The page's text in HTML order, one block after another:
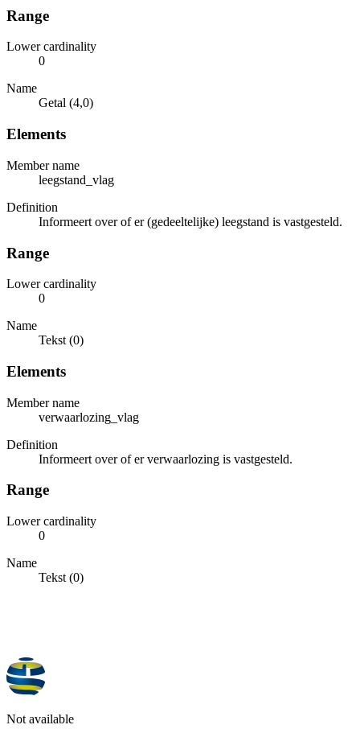
Range
Lower cardinality
0
Name
Getal (4,0)
Elements
Member name
leegstand_vlag
Definition
Informeert over of er (gedeeltelijke) leegstand is vastgesteld.
Range
Lower cardinality
0
Name
Tekst (0)
Elements
Member name
verwaarlozing_vlag
Definition
Informeert over of er verwaarlozing is vastgesteld.
Range
Lower cardinality
0
Name
Tekst (0)
Not available